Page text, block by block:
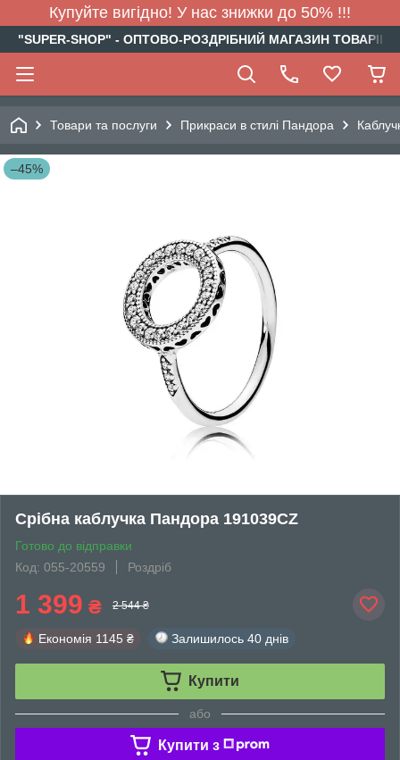
Купуйте вигідно! У нас знижки до 50% !!!
"SUPER-SHOP" - ОПТОВО-РОЗДРІБНИЙ МАГАЗИН
Товари та послуги Прикраси в стилі Пандора
–45%
Срібна каблучка Пандора 191039CZ
Готово до відправки
Код: 055-20559
Роздріб
1 399 ₴ 2 544 ₴
Економія 1145 ₴ Залишилось 40 днів
Купити
або
Купити з